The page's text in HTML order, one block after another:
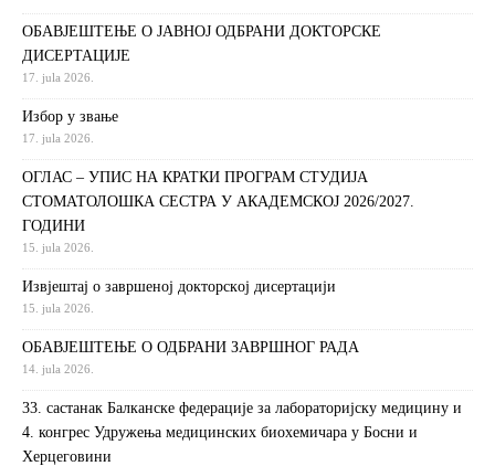
ОБАВЈЕШТЕЊЕ О ЈАВНОЈ ОДБРАНИ ДОКТОРСКЕ
ДИСЕРТАЦИЈЕ
17. jula 2026.
Избор у звање
17. jula 2026.
ОГЛАС – УПИС НА КРАТКИ ПРОГРАМ СТУДИЈА
СТОМАТОЛОШКА СЕСТРА У АКАДЕМСКОЈ 2026/2027.
ГОДИНИ
15. jula 2026.
Извjeштaj o зaвршeнoj дoктoрскoj дисeртaциjи
15. jula 2026.
ОБАВЈЕШТЕЊЕ О ОДБРАНИ ЗАВРШНОГ РАДА
14. jula 2026.
33. састанак Балканске федерације за лабораторијску медицину и
4. конгрес Удружења медицинских биохемичара у Босни и
Херцеговини